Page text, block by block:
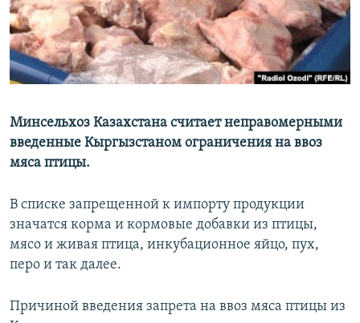
Минсельхоз Казахстана считает неправомерными
введенные Кыргызстаном ограничения на ввоз
мяса птицы.
В списке запрещенной к импорту продукции
значатся корма и кормовые добавки из птицы,
мясо и живая птица, инкубационное яйцо, пух,
перо и так далее.
Причиной введения запрета на ввоз мяса птицы из